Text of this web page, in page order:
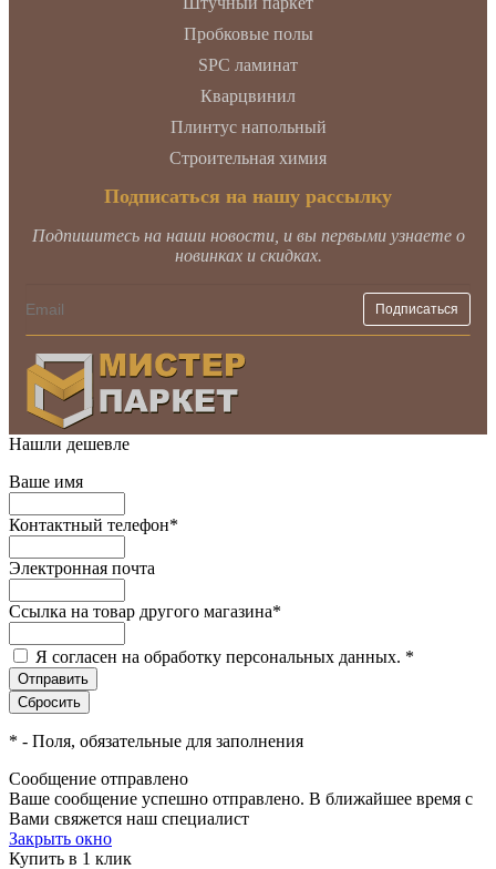
Пробковые полы
SPC ламинат
Кварцвинил
Плинтус напольный
Строительная химия
Подписаться на нашу рассылку
Подпишитесь на наши новости, и вы первыми узнаете о
новинках и скидках.
Нашли дешевле
Ваше имя
Контактный телефон*
Электронная почта
Ссылка на товар другого магазина*
Я согласен на обработку персональных данных. *
* - Поля, обязательные для заполнения
Сообщение отправлено
Ваше сообщение успешно отправлено. В ближайшее время с
Вами свяжется наш специалист
Закрыть окно
Купить в 1 клик